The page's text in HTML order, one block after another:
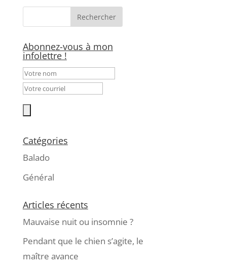
Abonnez-vous à mon
infolettre !
Catégories
Balado
Général
Articles récents
Mauvaise nuit ou insomnie ?
Pendant que le chien s’agite, le
maître avance